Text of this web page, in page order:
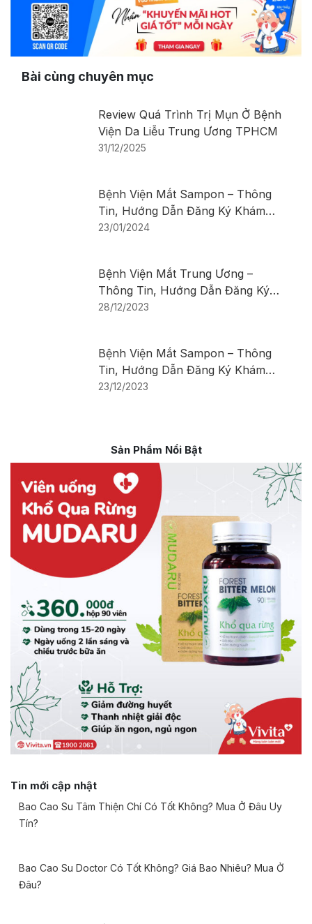
Bài cùng chuyên mục
Review Quá Trình Trị Mụn Ở Bệnh
Viện Da Liễu Trung Ương TPHCM
31/12/2025
Bệnh Viện Mắt Sampon – Thông
Tin, Hướng Dẫn Đăng Ký Khám
Bệnh
23/01/2024
Bệnh Viện Mắt Trung Ương –
Thông Tin, Hướng Dẫn Đăng Ký
Khám Bệnh
28/12/2023
Bệnh Viện Mắt Sampon – Thông
Tin, Hướng Dẫn Đăng Ký Khám
Bệnh
23/12/2023
Sản Phẩm Nổi Bật
Tin mới cập nhật
Bao Cao Su Tâm Thiện Chí Có Tốt Không? Mua Ở Đâu Uy
Tín?
Bao Cao Su Doctor Có Tốt Không? Giá Bao Nhiêu? Mua Ở
Đâu?